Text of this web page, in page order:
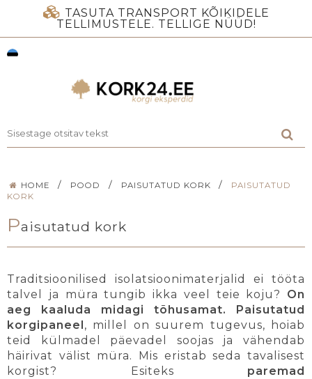
TASUTA TRANSPORT KÕIKIDELE
TELLIMUSTELE. TELLIGE NÜÜD!
HOME / POOD / PAISUTATUD KORK /
PAISUTATUD
KORK
Paisutatud kork
Traditsioonilised isolatsioonimaterjalid ei tööta
talvel ja müra tungib ikka veel teie koju? On
aeg kaaluda midagi tõhusamat. Paisutatud
korgipaneel , millel on suurem tugevus, hoiab
teid külmadel päevadel soojas ja vähendab
häirivat välist müra. Mis eristab seda tavalisest
korgist? Esiteks paremad